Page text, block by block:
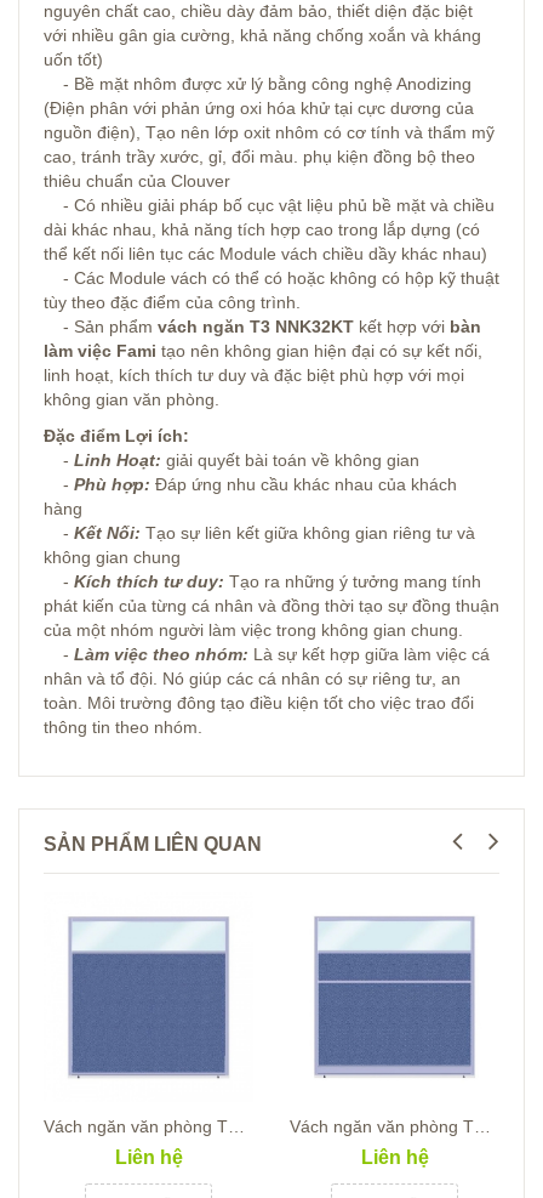
nguyên chất cao, chiều dày đảm bảo, thiết diện đặc biệt
với nhiều gân gia cường, khả năng chống xoắn và kháng
uốn tốt)
- Bề mặt nhôm được xử lý bằng công nghệ Anodizing
(Điện phân với phản ứng oxi hóa khử tại cực dương của
nguồn điện), Tạo nên lớp oxit nhôm có cơ tính và thẩm mỹ
cao, tránh trầy xước, gỉ, đổi màu. phụ kiện đồng bộ theo
thiêu chuẩn của Clouver
- Có nhiều giải pháp bố cục vật liệu phủ bề mặt và chiều
dài khác nhau, khả năng tích hợp cao trong lắp dựng (có
thể kết nối liên tục các Module vách chiều dầy khác nhau)
- Các Module vách có thể có hoặc không có hộp kỹ thuật
tùy theo đặc điểm của công trình.
- Sản phẩm vách ngăn T3 NNK32KT kết hợp với bàn
làm việc Fami tạo nên không gian hiện đại có sự kết nối,
linh hoạt, kích thích tư duy và đặc biệt phù hợp với mọi
không gian văn phòng.
Đặc điểm Lợi ích:
- Linh Hoạt: giải quyết bài toán về không gian
- Phù hợp: Đáp ứng nhu cầu khác nhau của khách
hàng
- Kết Nối: Tạo sự liên kết giữa không gian riêng tư và
không gian chung
- Kích thích tư duy: Tạo ra những ý tưởng mang tính
phát kiến của từng cá nhân và đồng thời tạo sự đồng thuận
của một nhóm người làm việc trong không gian chung.
- Làm việc theo nhóm: Là sự kết hợp giữa làm việc cá
nhân và tổ đội. Nó giúp các cá nhân có sự riêng tư, an
toàn. Môi trường đông tạo điều kiện tốt cho việc trao đổi
thông tin theo nhóm.
SẢN PHẨM LIÊN QUAN
Liên hệ Liên hệ